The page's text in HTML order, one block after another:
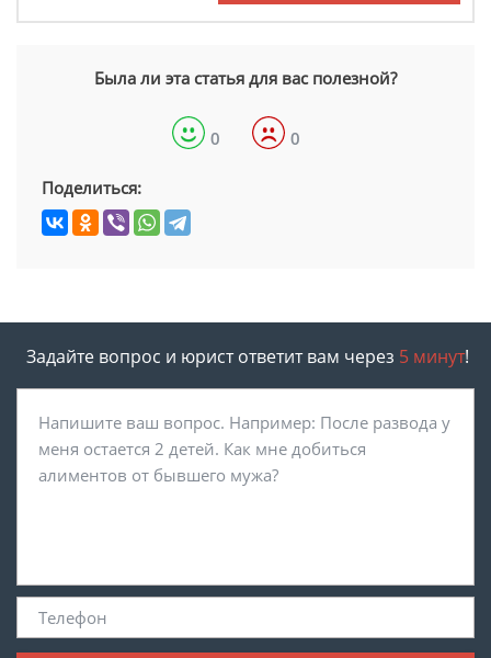
Была ли эта статья для вас полезной?
0 0
Поделиться:
Задайте вопрос и юрист ответит вам через 5 минут!